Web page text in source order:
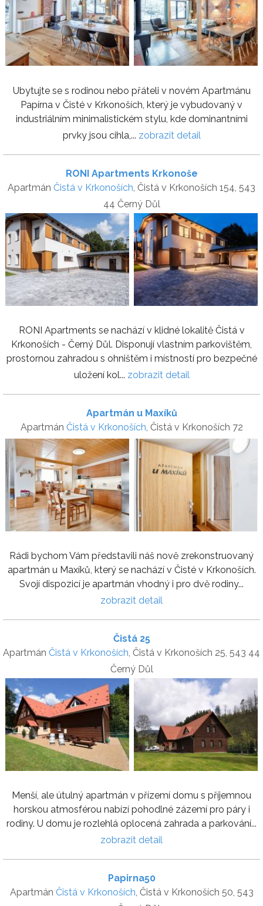
Ubytujte se s rodinou nebo přáteli v novém Apartmánu
Papírna v Čisté v Krkonoších, který je vybudovaný v
industriálním minimalistickém stylu, kde dominantními
prvky jsou cihla,... zobrazit detail
RONI Apartments Krkonoše
Apartmán Čistá v Krkonoších , Čistá v Krkonoších 154, 543
44 Černý Důl
RONI Apartments se nachází v klidné lokalitě Čistá v
Krkonoších - Černý Důl. Disponují vlastním parkovištěm,
prostornou zahradou s ohništěm i místností pro bezpečné
uložení kol... zobrazit detail
Apartmán u Maxíků
Apartmán Čistá v Krkonoších, Čistá v Krkonoších 72
Rádi bychom Vám představili náš nově zrekonstruovaný
apartmán u Maxíků, který se nachází v Čisté v Krkonoších.
Svojí dispozicí je apartmán vhodný i pro dvě rodiny...
zobrazit detail
Čistá 25
Apartmán Čistá v Krkonoších, Čistá v Krkonoších 25, 543 44
Černý Důl
Menší, ale útulný apartmán v přízemí domu s příjemnou
horskou atmosférou nabízí pohodlné zázemí pro páry i
rodiny. U domu je rozlehlá oplocená zahrada a parkování...
zobrazit detail
Papirna50
Apartmán Čistá v Krkonoších, Čistá v Krkonoších 50, 543